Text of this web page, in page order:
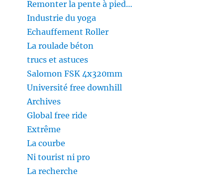
Remonter la pente à pied…
Industrie du yoga
Echauffement Roller
La roulade béton
trucs et astuces
Salomon FSK 4x320mm
Université free downhill
Archives
Global free ride
Extrême
La courbe
Ni tourist ni pro
La recherche